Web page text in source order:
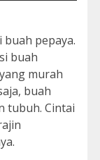
pepaya.
buah
murah
buah
tubuh. Cintai